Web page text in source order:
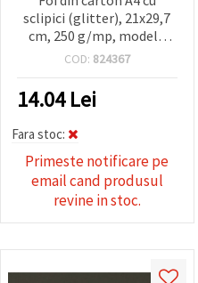
sclipici (glitter), 21x29,7
cm, 250 g/mp, modele
mixte - Pachet de 10
COD: 824367
14.04Lei
Fara stoc:
Primeste notificare pe
email cand produsul
revine in stoc.